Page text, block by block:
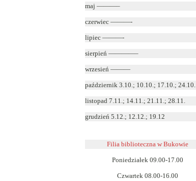
maj ———–
czerwiec ———-
lipiec ———-
sierpień ————–
wrzesień ———
październik 3.10.; 10.10.; 17.10.; 24.10.
listopad 7.11.; 14.11.; 21.11.; 28.11.
grudzień 5.12.; 12.12.; 19.12
Filia biblioteczna w Bukowie
Poniedziałek 09.00-17.00
Czwartek 08.00-16.00